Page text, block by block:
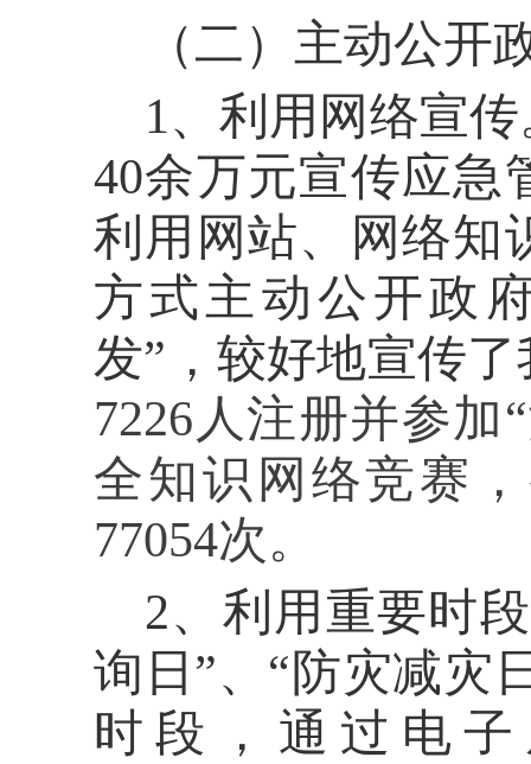
（二）主动公开
1、利用网络宣
40余万元宣传应急
利用网站、网络知
方式主动公开政
发”，较好地宣传
7226人注册并参加
全知识网络竞赛
77054次。
2、利用重要时
询日”、“防灾减灾
时段，通过电